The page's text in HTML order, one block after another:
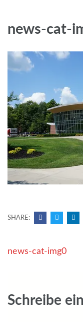
news-cat-
SHARE:
news-cat-img0
Schreibe